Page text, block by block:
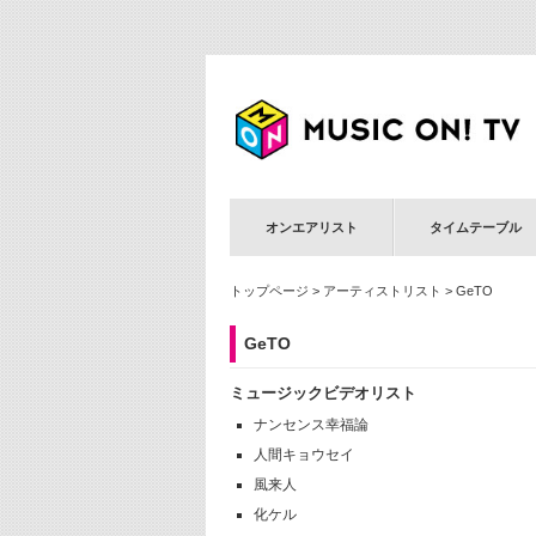
オンエアリスト タイムテーブル
トップページ > アーティストリスト > GeTO
GeTO
ミュージックビデオリスト
ナンセンス幸福論
人間キョウセイ
風来人
化ケル